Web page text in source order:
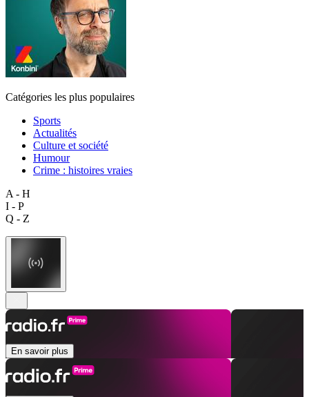
Catégories les plus populaires
Sports
Actualités
Culture et société
Humour
Crime : histoires vraies
A - H
I - P
Q - Z
En savoir plus